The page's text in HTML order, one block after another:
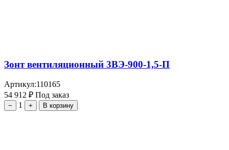
Зонт вентиляционный 3ВЭ-900-1,5-П
Артикул:110165
54 912 ₽ Под заказ
− 1 + В корзину